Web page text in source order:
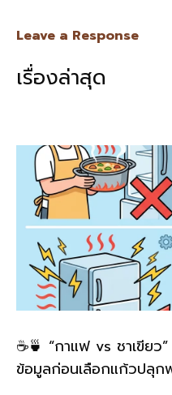
k
Leave a Response
เรื่องล่าสุด
☕🍵 “กาแฟ vs ชาเขียว
ข้อมูลก่อนเลือกแก้วปลุก